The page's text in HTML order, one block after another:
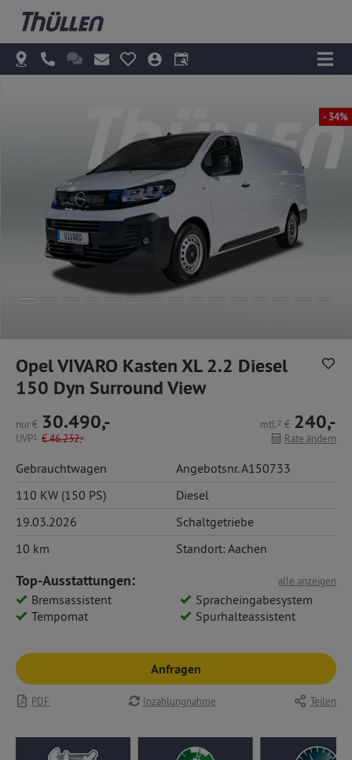
- 34%
Opel VIVARO Kasten XL 2.2 Diesel
150 Dyn Surround View
nur€ 30.490,-
UVP1 €46.232,-
mtl.2 € 240,-
Rate ändern
Gebrauchtwagen
Angebotsnr. A150733
110 KW (150 PS)
Diesel
19.03.2026
Schaltgetriebe
10 km
Standort: Aachen
alle anzeigen
Top-Ausstattungen:
Bremsassistent
Spracheingabesystem
Tempomat
Spurhalteassistent
Anfragen
PDF Inzahlungnahme Teilen